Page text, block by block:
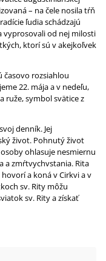
– na čele nosila tŕň
ľudia schádzajú
vyprosovali od nej milosti
ktorí sú v akejkoľvek
časovo rozsiahlou
22. mája a v nedeľu,
ruže, symbol svätice z
denník. Jej
život. Pohnutý život
ohlasuje nesmiernu
a zmŕtvychvstania. Rita
a koná v Cirkvi a v
sv. Rity môžu
sv. Rity a získať